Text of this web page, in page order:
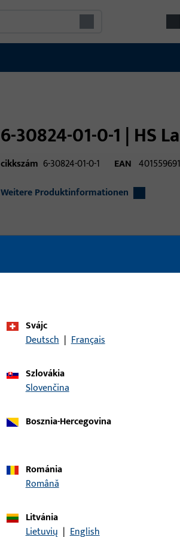
6-30824-01-0-1 | HS
cikkszám 6-30824-01-0-1 EAN
Weitere Produktinformationen
alkalmazási terület
felület leírása
csomagolási egység
Svájc
Deutsch | Français
Szlovákia
Slovenčina
Bosznia-Hercegovina
Románia
Română
Litvánia
Lietuvių | English